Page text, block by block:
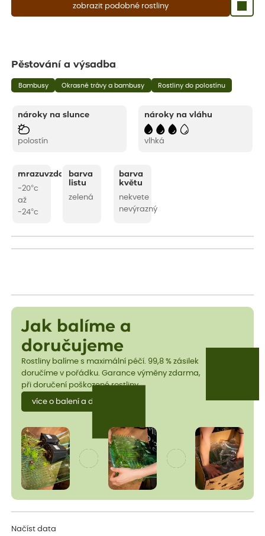
zobrazit podobné rostliny
Pěstování a výsadba
Bambusy Okrasné trávy a bambusy Rostliny do polostínu
nároky na slunce
polostín
nároky na vláhu
vlhká
mrazuvzdornost
-20°c
až
-24°c
barva
listu
zelená
barva
květu
nekvete
nevýrazný
Jak balíme a
doručujeme
Rostliny balíme s maximální péčí. 99,8 % zásilek
doručíme v pořádku. Garance výměny zdarma,
při doručení poškozené rostliny.
více o balení a dopravě
Načíst data